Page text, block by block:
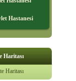
Hastanesi
Haritası
Haritası